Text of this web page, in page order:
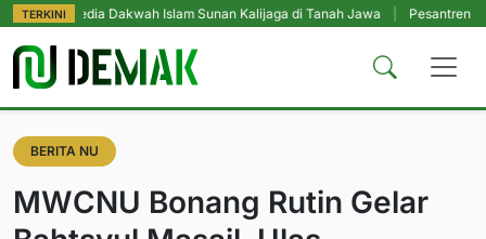
TERKINI
Dakwah Islam Sunan Kalijaga di Tanah Jawa | Pesantren Tetap
BERITA NU
MWCNU Bonang Rutin Gelar